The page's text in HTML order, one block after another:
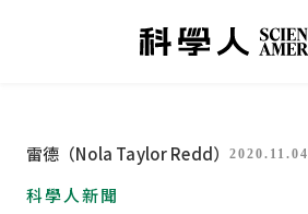
雷德（Nola Taylor Redd）2020.11.04
科學人新聞